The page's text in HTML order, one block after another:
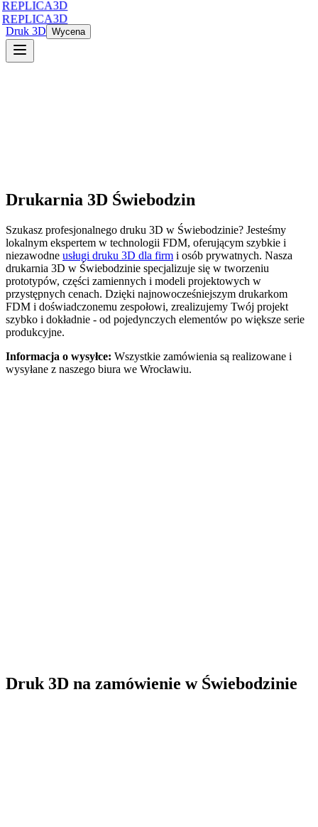
REPLICA3D
REPLICA3D
Druk 3D Wycena
Drukarnia 3D Świebodzin
Szukasz profesjonalnego druku 3D w Świebodzinie? Jesteśmy
lokalnym ekspertem w technologii FDM, oferującym szybkie i
niezawodne usługi druku 3D dla firm i osób prywatnych. Nasza
drukarnia 3D w Świebodzinie specjalizuje się w tworzeniu
prototypów, części zamiennych i modeli projektowych w
przystępnych cenach. Dzięki najnowocześniejszym drukarkom
FDM i doświadczonemu zespołowi, zrealizujemy Twój projekt
szybko i dokładnie - od pojedynczych elementów po większe serie
produkcyjne.
Informacja o wysyłce: Wszystkie zamówienia są realizowane i
wysyłane z naszego biura we Wrocławiu.
Druk 3D na zamówienie w Świebodzinie